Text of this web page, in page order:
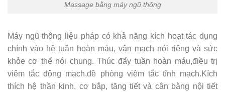
Massage bằng máy ngũ thông
Máy ngũ thông liệu pháp có khả năng kích hoạt tác dụng
chính vào hệ tuần hoàn máu, vận mạch nói riêng và sức
khỏe cơ thể nói chung. Thúc đẩy tuần hoàn máu,điều trị
viêm tắc động mạch,đề phòng viêm tắc tĩnh mạch.Kích
thích hệ thần kinh, cơ bắp, tăng tiết và cân bằng nội tiết